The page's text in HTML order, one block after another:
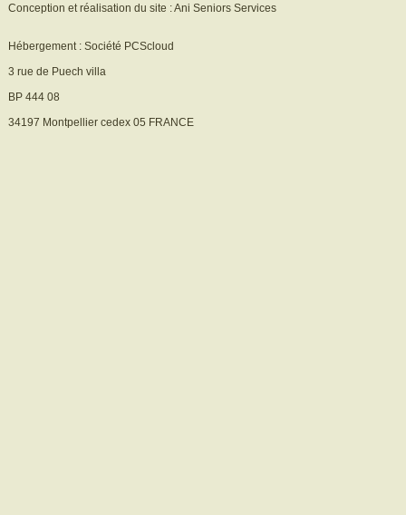
Conception et réalisation du site : Ani Seniors Services
Hébergement : Société PCScloud
3 rue de Puech villa
BP 444 08
34197 Montpellier cedex 05 FRANCE